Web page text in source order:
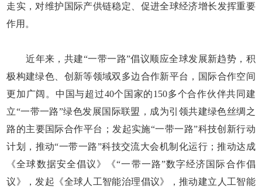
走实，对维护国际产供链稳定、促进全球经济增长发挥重要
作用。
近年来，共建“一带一路”倡议顺应全球发展新趋势，积
极构建绿色、创新等领域双多边合作新平台，国际合作空间
更加广阔。中国与超过40个国家的150多个合作伙伴共同建
立“一带一路”绿色发展国际联盟，成为引领共建绿色丝绸之
路的主要国际合作平台；发起实施“一带一路”科技创新行动
计划，推动“一带一路”科技交流大会机制化运行；推动达成
《全球数据安全倡议》《“一带一路”数字经济国际合作倡
议》，发起《全球人工智能治理倡议》，推动建立人工智能